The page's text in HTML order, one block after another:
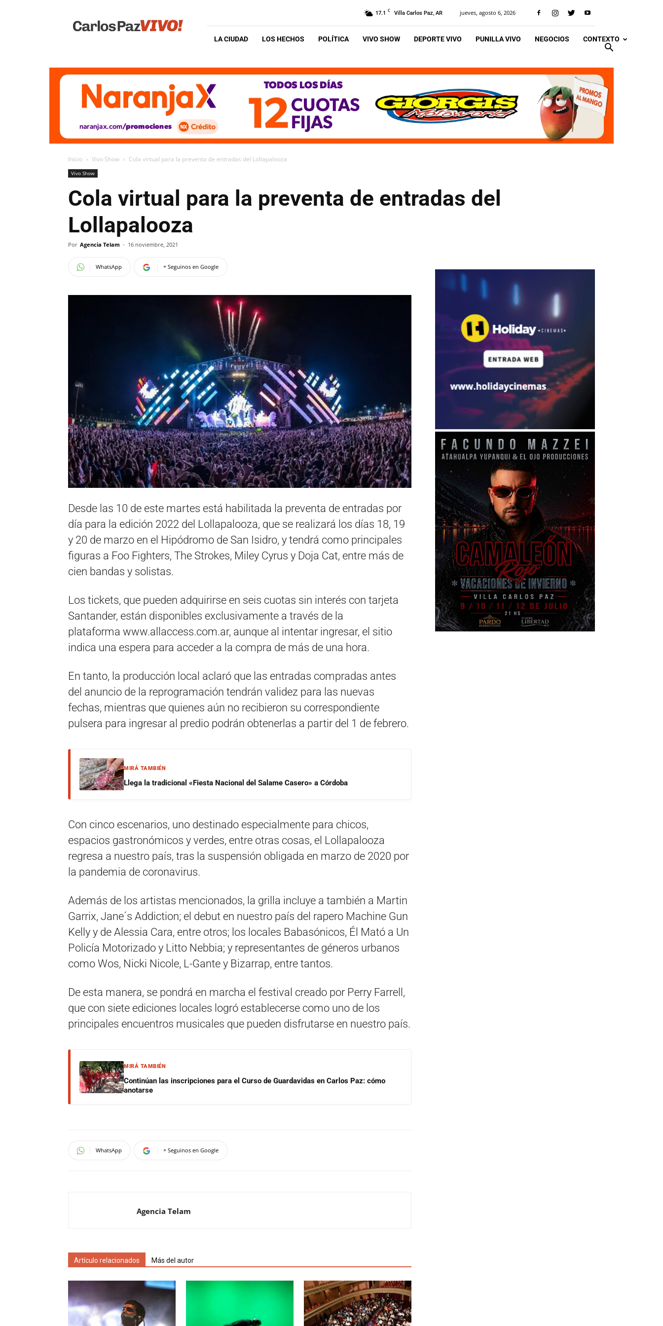
Vivo
17.1 C Villa Carlos Paz, AR jueves, agosto 6, 2026
LA CIUDAD LOS HECHOS POLÍTICA VIVO SHOW DEPORTE VIVO PUNILLA VIVO NEGOCIOS CONTEXTO
Inicio Vivo Show Cola virtual para la preventa de entradas del Lollapalooza
Vivo Show
Cola virtual para la preventa de entradas del
Lollapalooza
Por Agencia Telam - 16 noviembre, 2021
WhatsApp + Seguinos en Google
Desde las 10 de este martes está habilitada la preventa de entradas por
día para la edición 2022 del Lollapalooza, que se realizará los días 18, 19
y 20 de marzo en el Hipódromo de San Isidro, y tendrá como principales
figuras a Foo Fighters, The Strokes, Miley Cyrus y Doja Cat, entre más de
cien bandas y solistas.
Los tickets, que pueden adquirirse en seis cuotas sin interés con tarjeta
Santander, están disponibles exclusivamente a través de la
plataforma www.allaccess.com.ar, aunque al intentar ingresar, el sitio
indica una espera para acceder a la compra de más de una hora.
En tanto, la producción local aclaró que las entradas compradas antes
del anuncio de la reprogramación tendrán validez para las nuevas
fechas, mientras que quienes aún no recibieron su correspondiente
pulsera para ingresar al predio podrán obtenerlas a partir del 1 de febrero.
MIRÁ TAMBIÉN
Llega la tradicional «Fiesta Nacional del Salame Casero» a Córdoba
Con cinco escenarios, uno destinado especialmente para chicos,
espacios gastronómicos y verdes, entre otras cosas, el Lollapalooza
regresa a nuestro país, tras la suspensión obligada en marzo de 2020 por
la pandemia de coronavirus.
Además de los artistas mencionados, la grilla incluye a también a Martin
Garrix, Jane´s Addiction; el debut en nuestro país del rapero Machine Gun
Kelly y de Alessia Cara, entre otros; los locales Babasónicos, Él Mató a Un
Policía Motorizado y Litto Nebbia; y representantes de géneros urbanos
como Wos, Nicki Nicole, L-Gante y Bizarrap, entre tantos.
De esta manera, se pondrá en marcha el festival creado por Perry Farrell,
que con siete ediciones locales logró establecerse como uno de los
principales encuentros musicales que pueden disfrutarse en nuestro país.
MIRÁ TAMBIÉN
Continúan las inscripciones para el Curso de Guardavidas en Carlos Paz: cómo
anotarse
WhatsApp + Seguinos en Google
Agencia Telam
Artículo relacionados Más del autor